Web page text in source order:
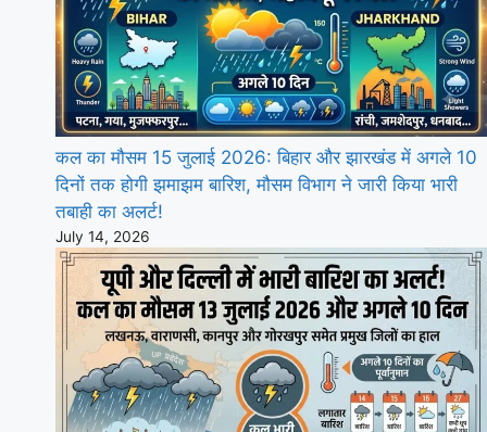
कल का मौसम 15 जुलाई 2026: बिहार और झारखंड में अगले 10
दिनों तक होगी झमाझम बारिश, मौसम विभाग ने जारी किया भारी
तबाही का अलर्ट!
July 14, 2026